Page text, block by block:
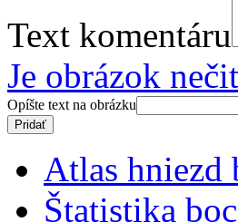
Text komentáru
Je obrázok
Opíšte text na obrázku
Atlas hniezd
Štatistika